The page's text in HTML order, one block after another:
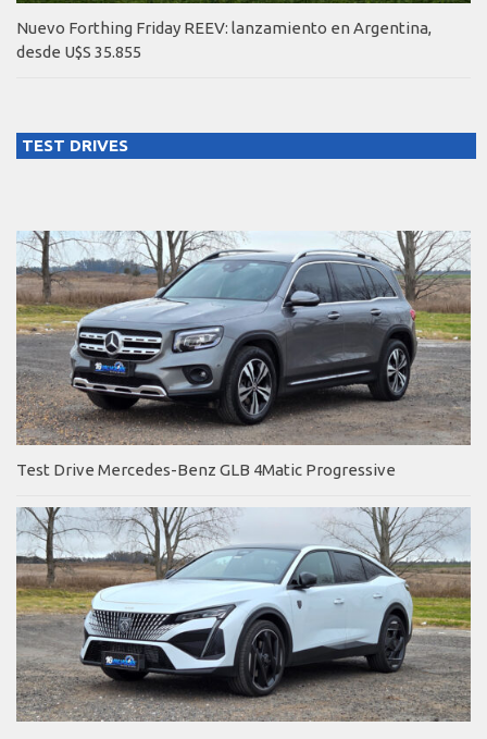
Nuevo Forthing Friday REEV: lanzamiento en Argentina,
desde U$S 35.855
TEST DRIVES
Test Drive Mercedes-Benz GLB 4Matic Progressive